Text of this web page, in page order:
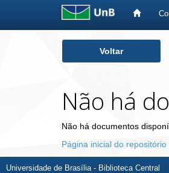
Voltar
Não há
Não há documentos
Página inicial do repositório
Universidade de Brasília - Biblioteca Central